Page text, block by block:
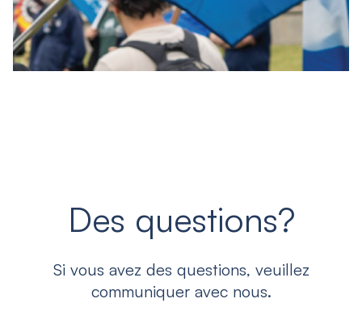
Des questions?
Si vous avez des questions, veuillez
communiquer avec nous.